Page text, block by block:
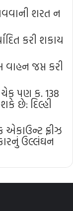
શરત ન
કરી શકાય
વાહન જપ્ત કરી
પણ ક. 138
છે: દિલ્હી
એકાઉન્ટ ફ્રીઝ
ઉલ્લંઘન